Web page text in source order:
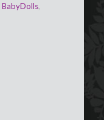
BabyDolls,